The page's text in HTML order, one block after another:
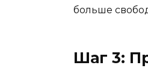
больше
Шаг 3: